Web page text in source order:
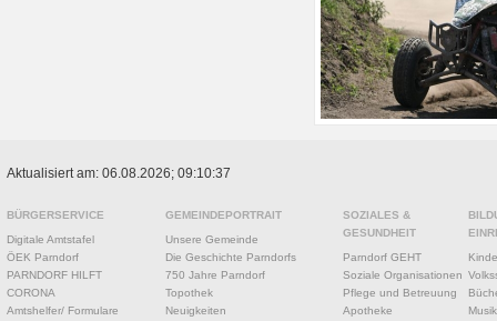
Aktualisiert am: 06.08.2026; 09:10:37
BÜRGERSERVICE
Digitale Amtstafel
ÖEK Parndorf
PARNDORF HILFT
CORONA
Amtshelfer/ Formulare
GEMEINDEPORTRAIT
Unsere Gemeinde
Die Geschichte Parndorfs
750 Jahre Parndorf
Topothek
Neuigkeiten
SOZIALES &
GESUNDHEIT
Parndorf GEHT
Soziale Organisationen
Pflege und Betreuung
Apotheke